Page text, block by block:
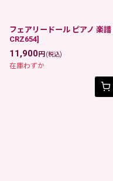
フェアリードール ピアノ 楽譜
CRZ654]
11,900円(税込)
在庫わずか